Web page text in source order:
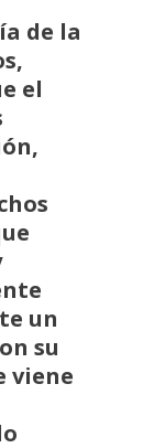
de la
el
un
su
viene